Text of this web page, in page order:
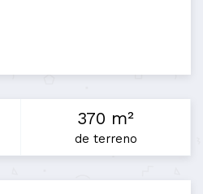
370 m²
de terreno